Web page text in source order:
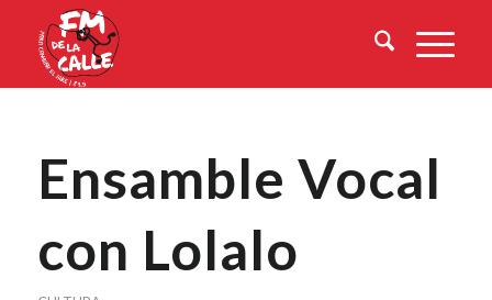
Ensamble Vocal
con Lolalo